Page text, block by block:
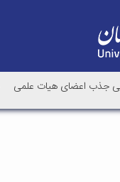
جذب اعضای هیات علمی